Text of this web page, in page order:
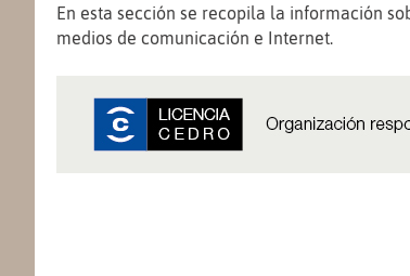
En esta sección se recopila la información
medios de comunicación e Internet.